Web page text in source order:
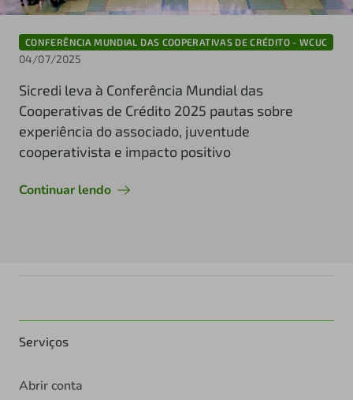
CONFERÊNCIA MUNDIAL DAS COOPERATIVAS DE CRÉDITO - WCUC
04/07/2025
Sicredi leva à Conferência Mundial das
Cooperativas de Crédito 2025 pautas sobre
experiência do associado, juventude
cooperativista e impacto positivo
Continuar lendo
Serviços
Abrir conta